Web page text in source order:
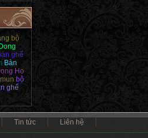
bộ
ghế
Bàn
Ho
bộ
ghế
Tin tức Liên hệ